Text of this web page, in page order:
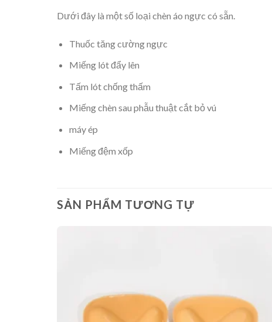
Dưới đây là một số loại chèn áo ngực có sẵn.
Thuốc tăng cường ngực
Miếng lót đẩy lên
Tấm lót chống thấm
Miếng chèn sau phẫu thuật cắt bỏ vú
máy ép
Miếng đệm xốp
SẢN PHẨM TƯƠNG TỰ